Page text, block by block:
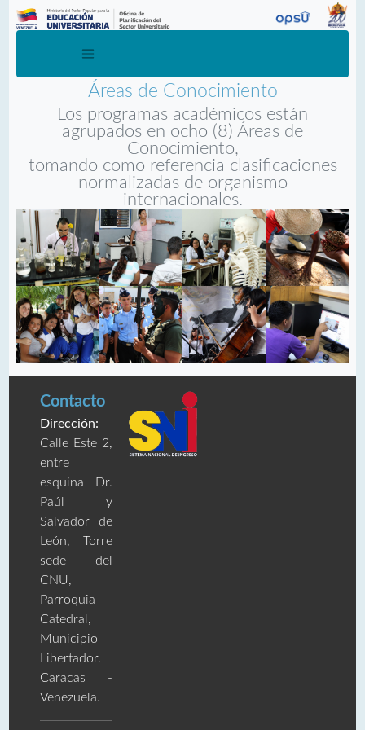
Áreas de Conocimiento
Los programas académicos están
agrupados en ocho (8) Áreas de
Conocimiento,
tomando como referencia clasificaciones
normalizadas de organismo
internacionales.
Contacto
Dirección:
Calle Este 2,
entre
esquina Dr.
Paúl y
Salvador de
León, Torre
sede del
CNU,
Parroquia
Catedral,
Municipio
Libertador.
Caracas -
Venezuela.